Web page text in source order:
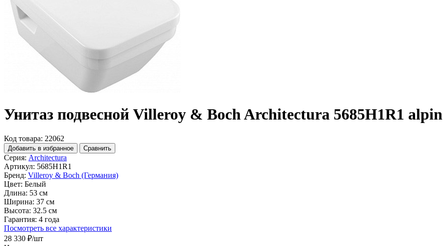
Унитаз подвесной Villeroy & Boch Architectura 5685H1R1 alpin
Код товара: 22062
Добавить в избранное Сравнить
Серия: Architectura
Артикул: 5685H1R1
Бренд: Villeroy & Boch (Германия)
Цвет: Белый
Длина: 53 см
Ширина: 37 см
Высота: 32.5 см
Гарантия: 4 года
Посмотреть все характеристики
28 330 ₽/шт